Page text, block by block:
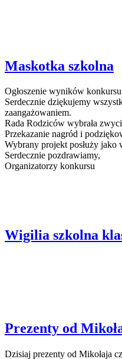
Maskotka szkolna
Ogłoszenie wyników
Serdecznie dziękujemy
zaangażowaniem.
Rada Rodziców wybrała
Przekazanie nagród i
Wybrany projekt posłuży jako
Serdecznie pozdrawiamy,
Organizatorzy konkursu
Wigilia szkolna
Prezenty od
Dzisiaj prezenty od Mikołaja